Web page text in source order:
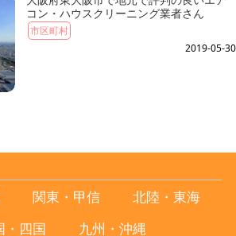
コン・ハウスクリーニング業者さん
市区町村
2019-05-30
関東・甲信
北陸・東海
・四国 九州・沖縄